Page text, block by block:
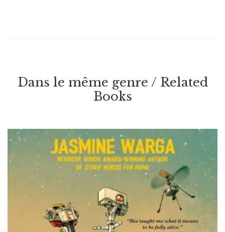
Dans le même genre / Related
Books